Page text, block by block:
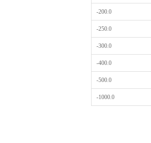
-200.0
-250.0
-300.0
-400.0
-500.0
-1000.0